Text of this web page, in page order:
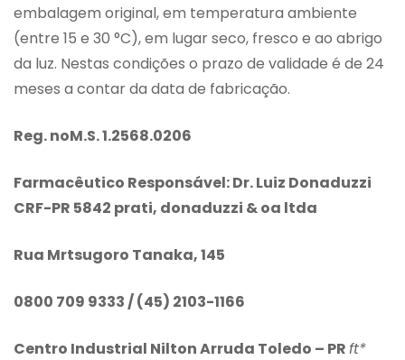
embalagem original, em temperatura ambiente
(entre 15 e 30 °C), em lugar seco, fresco e ao abrigo
da luz. Nestas condições o prazo de validade é de 24
meses a contar da data de fabricação.
Reg. noM.S. 1.2568.0206
Farmacêutico Responsável: Dr. Luiz Donaduzzi
CRF-PR 5842 prati, donaduzzi & oa ltda
Rua Mrtsugoro Tanaka, 145
0800 709 9333 / (45) 2103-1166
Centro Industrial Nilton Arruda Toledo – PRft*